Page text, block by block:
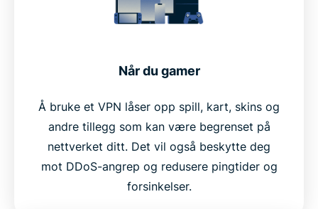
Når du gamer
Å bruke et VPN låser opp spill, kart, skins og
andre tillegg som kan være begrenset på
nettverket ditt. Det vil også beskytte deg
mot DDoS-angrep og redusere pingtider og
forsinkelser.